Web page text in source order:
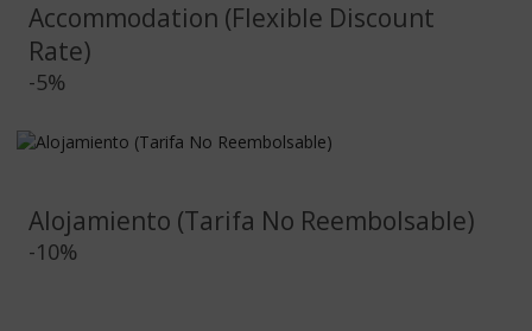
Accommodation (Flexible Discount
Rate)
-5%
Alojamiento (Tarifa No Reembolsable)
-10%